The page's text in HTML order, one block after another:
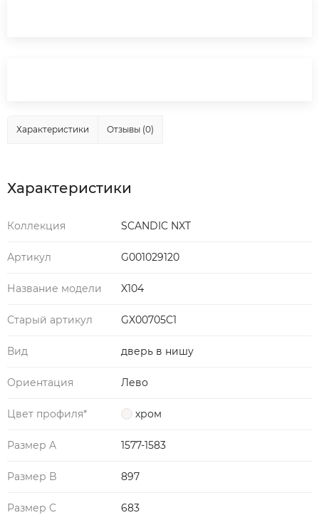
Характеристики Отзывы (0)
Характеристики
Коллекция SCANDIC NXT
Артикул G001029120
Название модели X104
Старый артикул GX00705C1
Вид дверь в нишу
Ориентация Лево
Цвет профиля* хром
Размер A 1577-1583
Размер B 897
Размер C 683